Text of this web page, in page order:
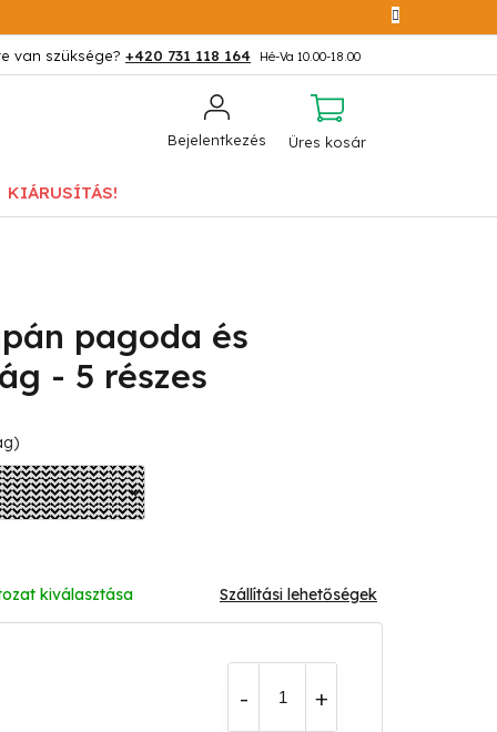
+420 731 118 164
Bejelentkezés KOSÁR
Üres kosár
KIÁRUSÍTÁS!
pagoda és
- 5 részes
kiválasztása Szállítási lehetőségek